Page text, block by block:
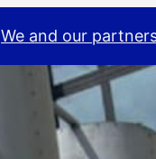
We and our